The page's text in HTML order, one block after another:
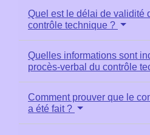
Quel est le délai de validité
contrôle technique ?
Quelles informations sont
procès-verbal du contrôle
Comment prouver que le
a été fait ?